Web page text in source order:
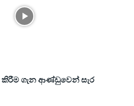
කිරීම ගැන ආණ්ඩුවෙන් සැර